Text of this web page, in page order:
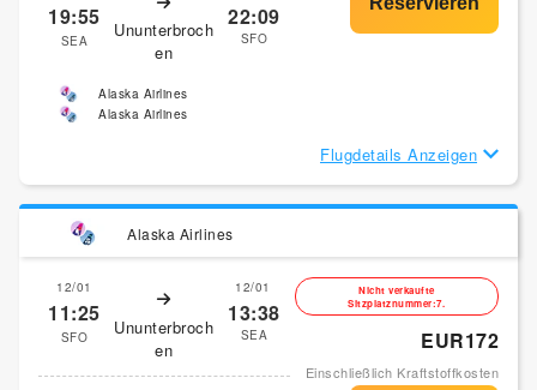
19:55
SEA
Ununterbroch
en
22:09
SFO
Alaska Airlines
Alaska Airlines
Flugdetails Anzeigen
Alaska Airlines
12/01
11:25
SFO
Ununterbroch
en
12/01
13:38
SEA
Nicht verkaufte
Sitzplatznummer:7.
EUR172
Einschließlich Kraftstoffkosten